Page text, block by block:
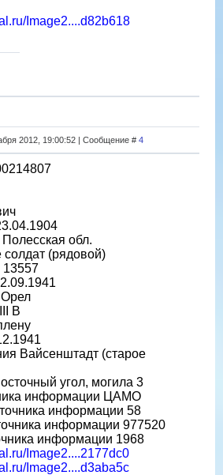
Image2....d82b618
2012, 19:00:52 | Сообщение # 4
обл.
солдат (рядовой)
B
Вайсенштадт (старое
угол, могила 3
информации ЦАМО
информации 58
информации 977520
информации 1968
Image2....2177dc0
Image2....d3aba5c